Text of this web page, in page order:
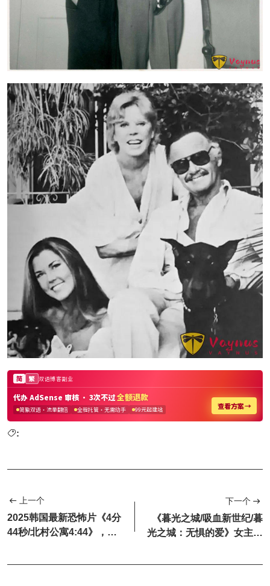
:
上一个
2025韩国最新恐怖片《4分
44秒/北村公寓4:44》，诡
下一个
《暮光之城/吸血新世纪/暮
光之城：无惧的爱》女主完